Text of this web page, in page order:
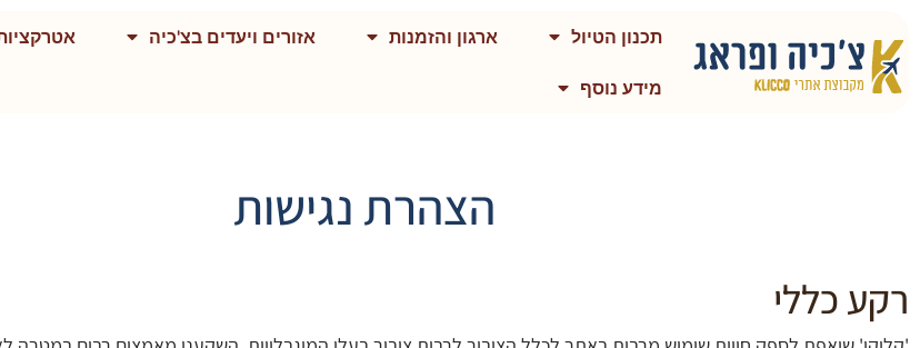
תכנון הטיול ארגון והזמנות אזורים ויעדים בצ'כיה
מידע נוסף
הצהרת נגישות
רקע כללי